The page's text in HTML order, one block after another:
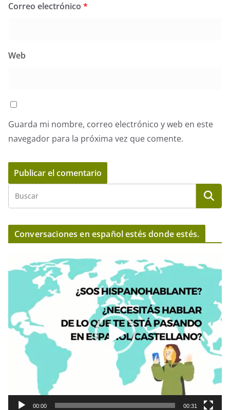
Correo electrónico *
Web
Guarda mi nombre, correo electrónico y web en este
navegador para la próxima vez que comente.
Conversaciones en español estés donde estés.
e
d
d
00:00 00:31